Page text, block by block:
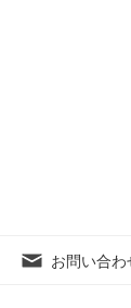
お問い合わ